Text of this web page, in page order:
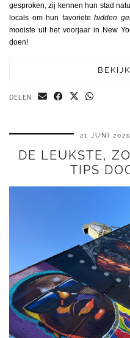
gesproken, zij kennen hun stad
locals om hun favorietehidden
mooiste uit het voorjaar in New
doen!
DELEN
21 JUNI 2025
DE LEUKSTE,
TIPS